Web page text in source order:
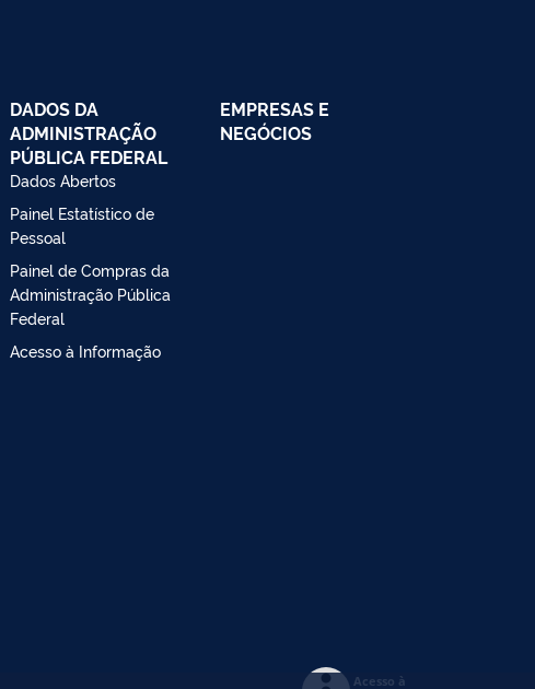
DADOS DA
ADMINISTRAÇÃO
PÚBLICA FEDERAL
Dados Abertos
Painel Estatístico de
Pessoal
Painel de Compras da
Administração Pública
Federal
Acesso à Informação
EMPRESAS E
NEGÓCIOS
Acesso à